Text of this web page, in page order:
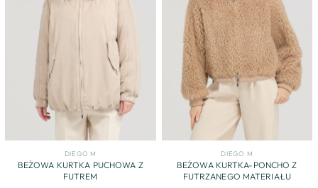
DIEGO M
BEŻOWA KURTKA PUCHOWA Z
FUTREM
DIEGO M
BEŻOWA KURTKA-PONCHO Z
FUTRZANEGO MATERIAŁU